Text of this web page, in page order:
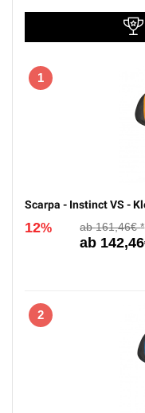
1
Scarpa - Instinct VS -
12% 161,46€
2